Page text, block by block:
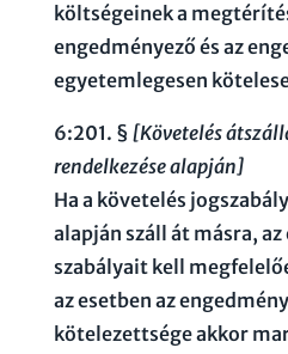
költségeinek a
engedményező és az
egyetemlegesen
6:201. § [Követelés
rendelkezése alapján]
Ha a követelés
alapján száll át másra,
szabályait kell
az esetben az
kötelezettsége akkor